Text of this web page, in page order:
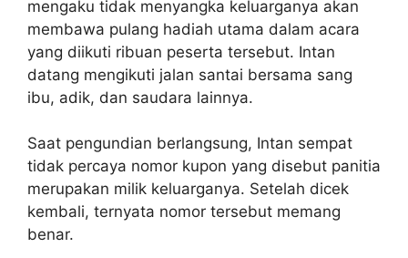
mengaku tidak menyangka keluarganya akan
membawa pulang hadiah utama dalam acara
yang diikuti ribuan peserta tersebut. Intan
datang mengikuti jalan santai bersama sang
ibu, adik, dan saudara lainnya.
Saat pengundian berlangsung, Intan sempat
tidak percaya nomor kupon yang disebut panitia
merupakan milik keluarganya. Setelah dicek
kembali, ternyata nomor tersebut memang
benar.